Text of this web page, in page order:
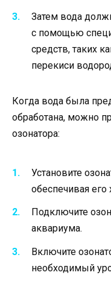
Затем вода
с помощью
средств, таких
перекиси
Когда вода была
обработана, можно
озонатора:
Установите
обеспечивая
Подключите
аквариума.
Включите
необходимый